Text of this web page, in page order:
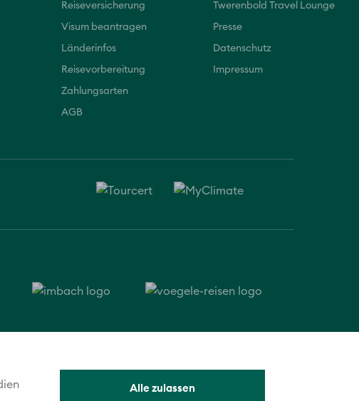
Alle zulassen
Reiseversicherung
Visum beantragen
Länderinfos
Reisevorbereitung
Zahlungsarten
AGB
Twerenbold Travel Lounge
Presse
Datenschutz
Impressum